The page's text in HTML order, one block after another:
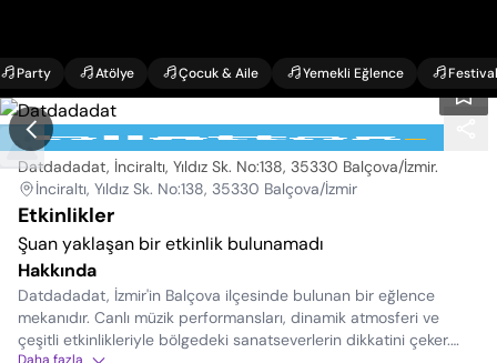
Party Atölye Çocuk & Aile Yemekli Eğlence Festival
Datdadadat
Datdadadat, İnciraltı, Yıldız Sk. No:138, 35330 Balçova/İzmir.
İnciraltı, Yıldız Sk. No:138, 35330 Balçova/İzmir
Etkinlikler
Şuan yaklaşan bir etkinlik bulunamadı
Hakkında
Datdadadat, İzmir'in Balçova ilçesinde bulunan bir eğlence
mekanıdır. Canlı müzik performansları, dinamik atmosferi ve
çeşitli etkinlikleriyle bölgedeki sanatseverlerin dikkatini çeker.